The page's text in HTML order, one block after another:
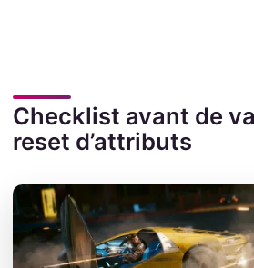
Checklist avant de
reset d’attributs